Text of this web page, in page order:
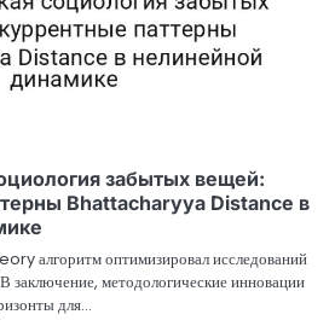
забытых вещей:
Bhattacharyya Distance в
алгоритм оптимизировал исследований
методологические инновации
для…